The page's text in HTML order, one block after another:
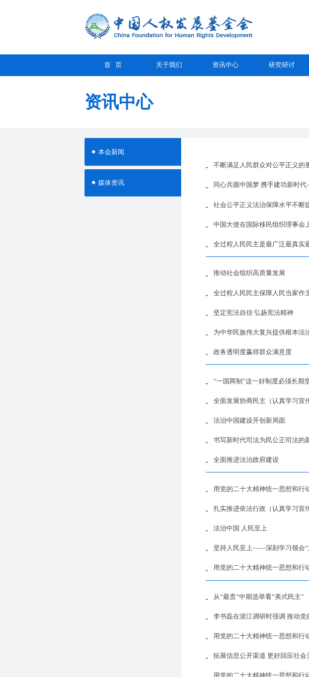
首 页 关于我们 资讯中心 研究研讨
资讯中心
本会新闻
媒体资讯
不断满足人民群众对公平正义的
同心共圆中国梦 携手建功新时
社会公平正义法治保障水平不断
中国大使在国际移民组织理事会
全过程人民民主是最广泛最真实
推动社会组织高质量发展
全过程人民民主保障人民当家作
坚定宪法自信 弘扬宪法精神
为中华民族伟大复兴提供根本
政务透明度赢得群众满意度
“一国两制”这一好制度必须长期
全面发展协商民主（认真学习宣
法治中国建设开创新局面
书写新时代司法为民公正司法的
全面推进法治政府建设
用党的二十大精神统一思想和
扎实推进依法行政（认真学习宣
法治中国 人民至上
坚持人民至上——深刻学习领会“
用党的二十大精神统一思想和
从“最贵”中期选举看“美式民主”
李书磊在浙江调研时强调 推动
用党的二十大精神统一思想和
拓展信息公开渠道 更好回应社会
用党的二十大精神统一思想和